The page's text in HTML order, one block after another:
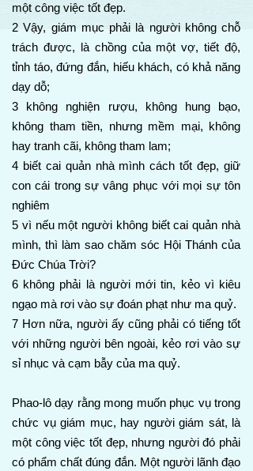
một công việc tốt đẹp.
2 Vậy, giám mục phải là người không chỗ
trách được, là chồng của một vợ, tiết độ,
tỉnh táo, đứng đắn, hiếu khách, có khả năng
dạy dỗ;
3 không nghiện rượu, không hung bạo,
không tham tiền, nhưng mềm mại, không
hay tranh cãi, không tham lam;
4 biết cai quản nhà mình cách tốt đẹp, giữ
con cái trong sự vâng phục với mọi sự tôn
nghiêm
5 vì nếu một người không biết cai quản nhà
mình, thì làm sao chăm sóc Hội Thánh của
Đức Chúa Trời?
6 không phải là người mới tin, kẻo vì kiêu
ngạo mà rơi vào sự đoán phạt như ma quỷ.
7 Hơn nữa, người ấy cũng phải có tiếng tốt
với những người bên ngoài, kẻo rơi vào sự
sỉ nhục và cạm bẫy của ma quỷ.
Phao-lô dạy rằng mong muốn phục vụ trong
chức vụ giám mục, hay người giám sát, là
một công việc tốt đẹp, nhưng người đó phải
có phẩm chất đúng đắn. Một người lãnh đạo